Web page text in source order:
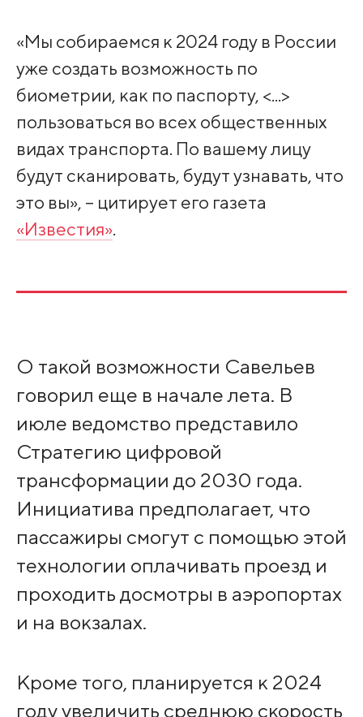
«Мы собираемся к 2024 году в России
уже создать возможность по
биометрии, как по паспорту, <...>
пользоваться во всех общественных
видах транспорта. По вашему лицу
будут сканировать, будут узнавать, что
это вы», – цитирует его газета
«Известия».
О такой возможности Савельев
говорил еще в начале лета. В
июле ведомство представило
Стратегию цифровой
трансформации до 2030 года.
Инициатива предполагает, что
пассажиры смогут с помощью этой
технологии оплачивать проезд и
проходить досмотры в аэропортах
и на вокзалах.
Кроме того, планируется к 2024
году увеличить среднюю скорость